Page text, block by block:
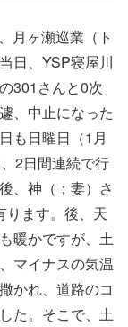
月ヶ瀬巡業（ト
日、YSP寝屋川
301さんと0次
、中止になった
も日曜日（1月
2日間連続で行
、神（；妻）さ
ります。後、天
暖かですが、土
マイナスの気温
かれ、道路のコ
た。そこで、土